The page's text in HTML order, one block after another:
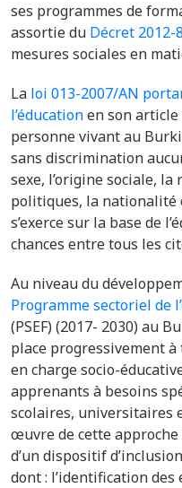
ses programmes de
assortie du Décret 2012-
mesures sociales en
La loi 013-2007/AN
l’éducationen son article
personne vivant au
sans discrimination
sexe, l’origine sociale,
politiques, la nationalité
s’exerce sur la base de
chances entre tous les
Au niveau du
Programme sectoriel de
(PSEF) (2017- 2030) au
place progressivement
en charge socio-
apprenants à besoins
scolaires, universitaires
œuvre de cette
d’un dispositif
dont : l’identification